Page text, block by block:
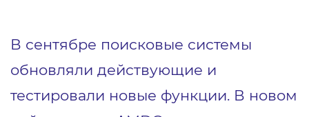
В сентябре поисковые системы
обновляли действующие и
тестировали новые функции. В новом